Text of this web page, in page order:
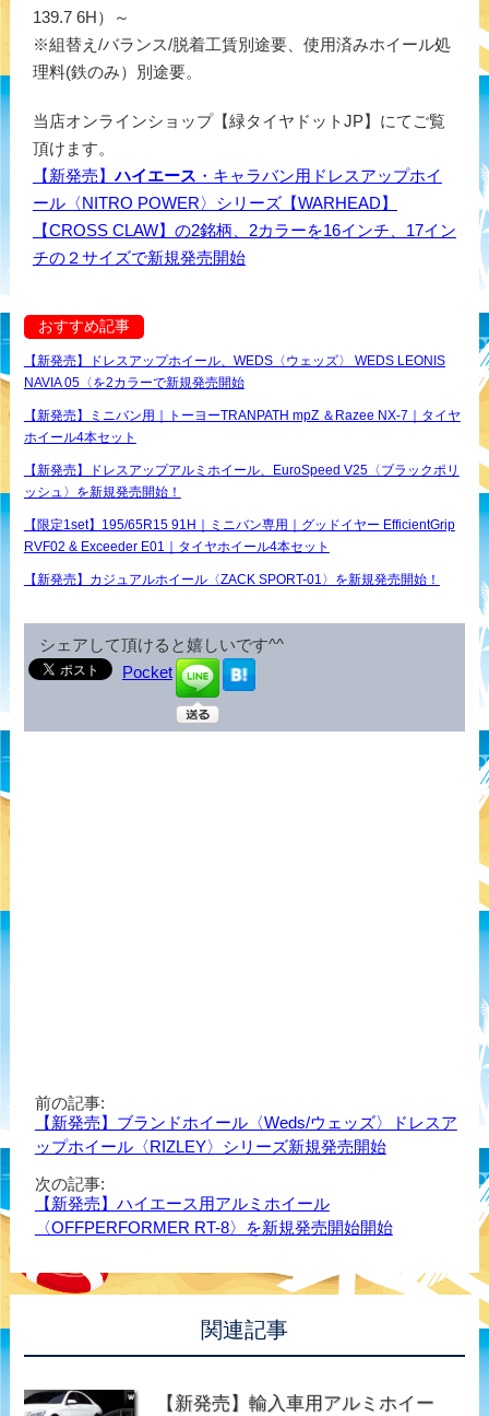
139.7 6H）～
※組替え/バランス/脱着工賃別途要、使用済みホイール処
理料(鉄のみ）別途要。
当店オンラインショップ【緑タイヤドットJP】にてご覧
頂けます。
【新発売】ハイエース ・キャラバン用ドレスアップホイ
ール〈NITRO POWER〉シリーズ【WARHEAD】
【CROSS CLAW】の2銘柄、2カラーを16インチ、17イン
チの２サイズで新規発売開始
おすすめ記事
【新発売】ドレスアップホイール、WEDS〈ウェッズ〉 WEDS LEONIS
NAVIA 05〈を2カラーで新規発売開始
【新発売】ミニバン用｜トーヨーTRANPATH mpZ ＆Razee NX-7｜タイヤ
ホイール4本セット
【新発売】ドレスアップアルミホイール、EuroSpeed V25〈ブラックポリ
ッシュ〉を新規発売開始！
【限定1set】195/65R15 91H｜ミニバン専用｜グッドイヤー EfficientGrip
RVF02 & Exceeder E01｜タイヤホイール4本セット
【新発売】カジュアルホイール〈ZACK SPORT-01〉を新規発売開始！
シェアして頂けると嬉しいです^^
Pocket
前の記事:
【新発売】ブランドホイール〈Weds/ウェッズ〉ドレスア
ップホイール〈RIZLEY〉シリーズ新規発売開始
次の記事:
【新発売】ハイエース用アルミホイール
〈OFFPERFORMER RT-8〉を新規発売開始開始
関連記事
【新発売】輸入車用アルミホイー